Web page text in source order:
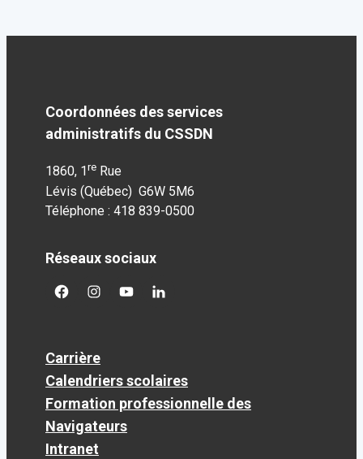
Coordonnées des services
administratifs du CSSDN
1860, 1 re Rue
Lévis (Québec) G6W 5M6
Téléphone : 418 839-0500
Réseaux sociaux
facebookgoogleplus
googleplusgoogleplus
Carrière
Calendriers scolaires
Formation professionnelle des
Navigateurs
Intranet